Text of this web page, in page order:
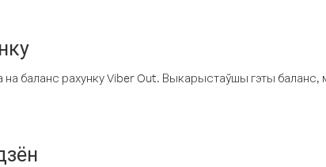
на баланс рахунку Viber Out. Выкарыстаўшы гэты